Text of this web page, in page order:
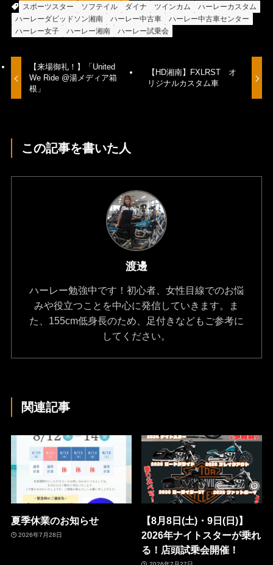
スポーツスター
ソフテイル ダイナ ツインカム
ハーレーカスタム
ハーレーダビッドソン湘南
ハーレー中古車
ハーレー中古車センター
ハーレー女子
ハーレー湘南 ハーレー試乗会
【来場御礼！】「United
We Ride @湯メディア箱
根」
【HD湘南】FXLRST オ
リジナルカスタム車
この記事を書いた人
渡邊
ハーレー勉強中です！初心者、女性目線でのお悩
みや役立つことを中心に発信していきます。ま
た、155cm低身長のため、足付きなどもご参考に
してください。
関連記事
夏季休業のお知らせ
2026年7月28日
【8月8日(土)・9日(日)】
2026年ナイトスターが乗れ
る！店頭試乗会開催！